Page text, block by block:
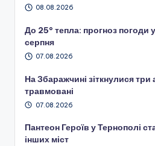
08.08.2026
До 25° тепла: прогноз погоди
серпня
07.08.2026
На Збаражчині зіткнулися три
травмовані
07.08.2026
Пантеон Героїв у Тернополі
інших міст